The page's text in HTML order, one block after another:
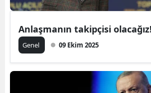
Anlaşmanın takipçisi olacağız!
Genel 09 Ekim 2025